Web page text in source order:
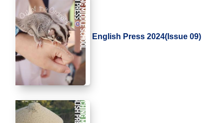
English Press 2024(Issue 09)